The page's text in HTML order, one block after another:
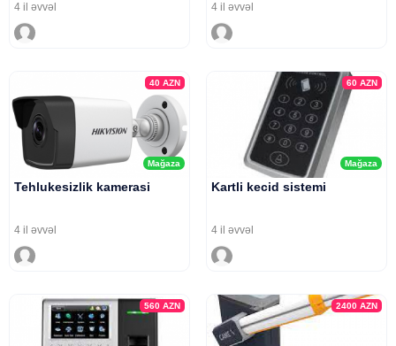
4 il əvvəl 4 il əvvəl
Mağaza
40AZN
Tehlukesizlik kamerasi
4 il əvvəl
Mağaza
60 AZN
Kartli kecid sistemi
4 il əvvəl
560AZN 2400 AZN